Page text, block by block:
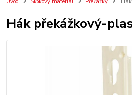
Úvod Skokový materiál Překážky
Hák překážkový-